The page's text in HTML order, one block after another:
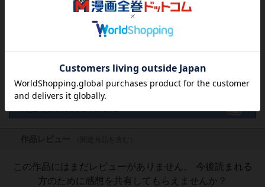
欲しいリストに追加する
気になる商品を登録
この作品にはまだレビューがありません。 今後読まれる
方のために感想を共有してもらえませんか？